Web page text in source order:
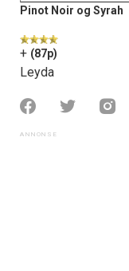
Pinot Noir og Syrah
+ (87p)
Leyda